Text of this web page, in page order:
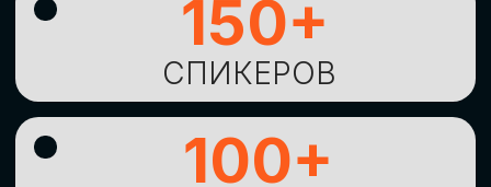
ТЕХНОЛОГИЙИ
СТРАТЕГИЧЕСКИХ
ПОДХОДОВ К ЦИФРОВОЙ
ТРАНСФОРМАЦИИ
БИЗНЕСА